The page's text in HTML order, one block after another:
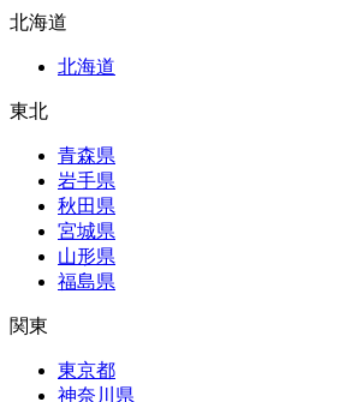
北海道
北海道
東北
青森県
岩手県
秋田県
宮城県
山形県
福島県
関東
東京都
神奈川県